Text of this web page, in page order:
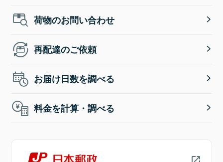
荷物のお問い合わせ
再配達のご依頼
お届け日数を調べる
料金を計算・調べる